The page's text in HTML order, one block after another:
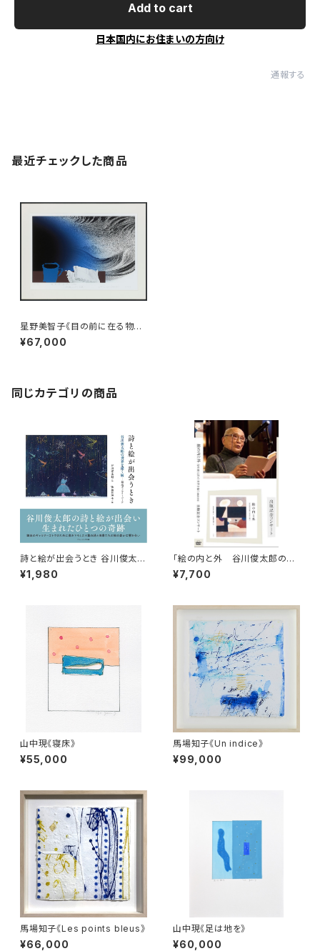
Add to cart
日本国内にお住まいの方向け
通報する
最近チェックした商品
星野美智子《目の前に在る物
「拡散していく言葉」》
¥67,000
同じカテゴリの商品
詩と絵が出会うとき 谷川俊太郎
の世界を描く展-銀座ギャラリー
ゴトウ
¥1,980
「絵の内と外 谷川俊太郎の世
界を描く」出版記念コンサートD
VD
¥7,700
山中現《寝床》
¥55,000
馬場知子《Un indice》
¥99,000
馬場知子《Les points bleus》
¥66,000
山中現《足は地を》
¥60,000